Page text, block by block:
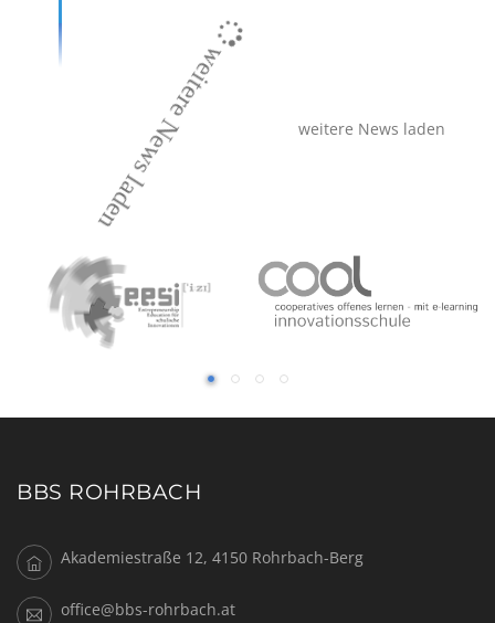
weitere News laden weitere News laden
BBS ROHRBACH
Akademiestraße 12, 4150 Rohrbach-Berg
office@bbs-rohrbach.at